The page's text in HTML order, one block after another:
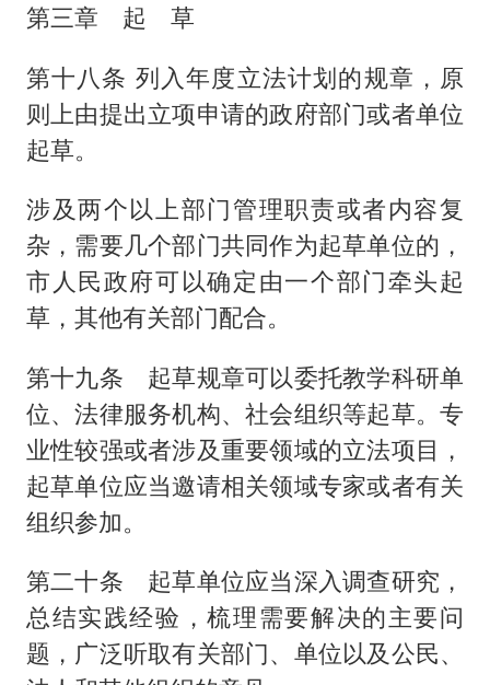
第三章 起 草
第十八条 列入年度立法计划的规章，原
则上由提出立项申请的政府部门或者单位
起草。
涉及两个以上部门管理职责或者内容复
杂，需要几个部门共同作为起草单位的，
市人民政府可以确定由一个部门牵头起
草，其他有关部门配合。
第十九条 起草规章可以委托教学科研单
位、法律服务机构、社会组织等起草。专
业性较强或者涉及重要领域的立法项目，
起草单位应当邀请相关领域专家或者有关
组织参加。
第二十条 起草单位应当深入调查研究，
总结实践经验，梳理需要解决的主要问
题，广泛听取有关部门、单位以及公民、